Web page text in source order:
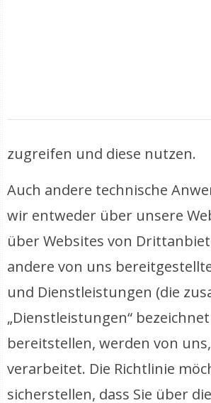
zugreifen und diese nutzen.
Auch andere technische
wir entweder über unsere
über Websites von
andere von uns
und Dienstleistungen (die
„Dienstleistungen“
bereitstellen, werden von
verarbeitet. Die Richtlinie
sicherstellen, dass Sie über